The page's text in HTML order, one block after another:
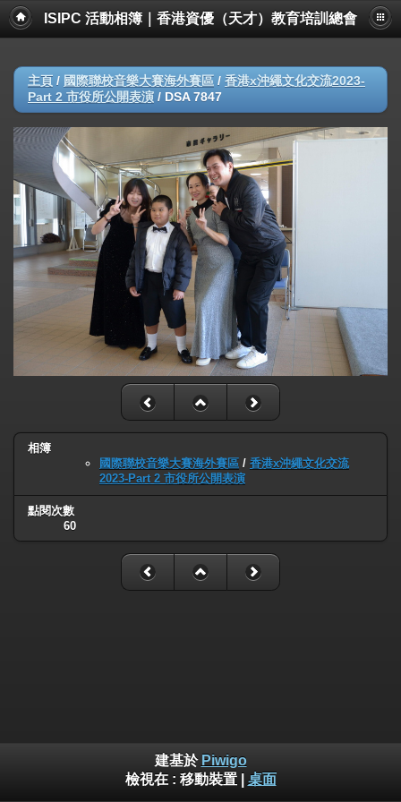
ISIPC 活動相簿｜香港資優（天才）教育培訓總會
主頁 / 國際聯校音樂大賽海外賽區 / 香港x沖繩文化交流2023-
Part 2 市役所公開表演 / DSA 7847
相簿
國際聯校音樂大賽海外賽區 / 香港x沖繩文化交流
2023-Part 2 市役所公開表演
點閱次數
60
建基於 Piwigo
檢視在 : 移動裝置| 桌面